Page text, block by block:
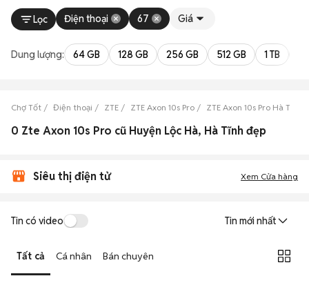
Lọc Điện thoại 67 Giá
Dung lượng: 64 GB 128 GB 256 GB 512 GB 1 TB
Chợ Tốt Điện thoại ZTE ZTE Axon 10s Pro ZTE Axon 10s Pro Hà Tĩnh
0 Zte Axon 10s Pro cũ Huyện Lộc Hà, Hà Tĩnh đẹp
Siêu thị điện tử Xem Cửa hàng
Tin có video Tin mới nhất
Tất cả Cá nhân Bán chuyên